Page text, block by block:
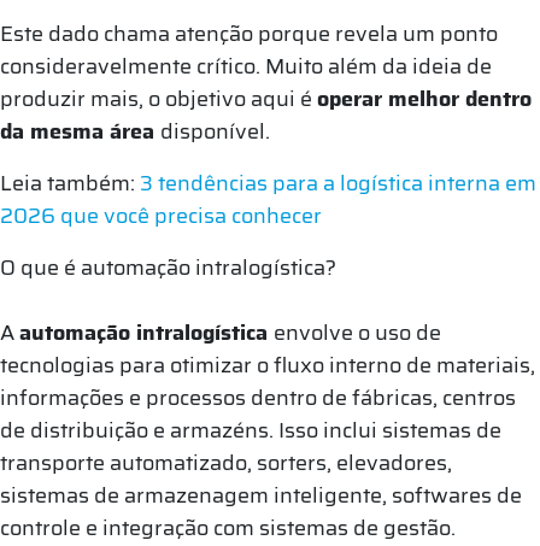
Este dado chama atenção porque revela um ponto
consideravelmente crítico. Muito além da ideia de
produzir mais, o objetivo aqui éoperar melhor dentro
da mesma área disponível.
Leia também: 3 tendências para a logística interna em
2026 que você precisa conhecer
O que é automação intralogística?
Aautomação intralogística envolve o uso de
tecnologias para otimizar o fluxo interno de materiais,
informações e processos dentro de fábricas, centros
de distribuição e armazéns. Isso inclui sistemas de
transporte automatizado, sorters, elevadores,
sistemas de armazenagem inteligente, softwares de
controle e integração com sistemas de gestão.